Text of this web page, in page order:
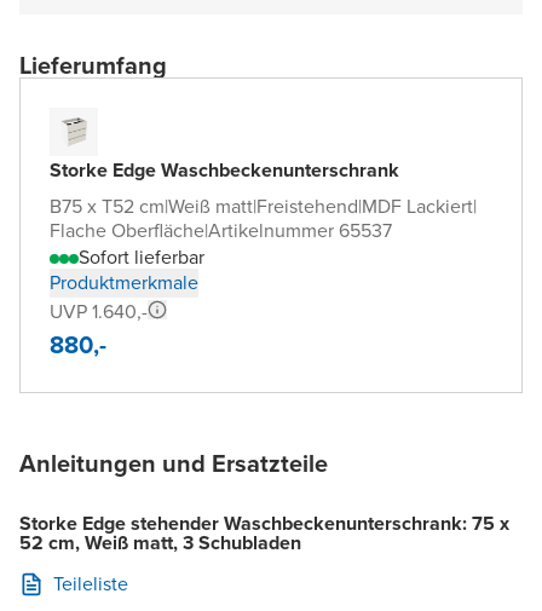
Lieferumfang
Storke Edge Waschbeckenunterschrank
B75 x T52 cm|Weiß matt|Freistehend|MDF Lackiert|
Flache Oberfläche|Artikelnummer 65537
Sofort lieferbar
Produktmerkmale
UVP 1.640,-
880,-
Anleitungen und Ersatzteile
Storke Edge stehender Waschbeckenunterschrank: 75 x
52 cm, Weiß matt, 3 Schubladen
Teileliste